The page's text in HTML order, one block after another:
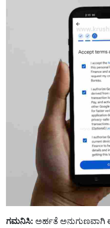
ಗಮನಿಸಿ: ಅರ್ಹತೆ ಅನುಗುಣವಾಗಿ